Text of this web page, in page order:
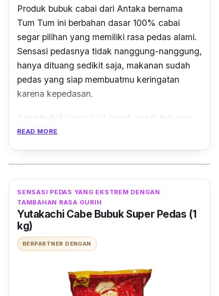
Produk bubuk cabai dari Antaka bernama
Tum Tum ini berbahan dasar 100% cabai
segar pilihan yang memiliki rasa pedas alami.
Sensasi pedasnya tidak nanggung-nanggung,
hanya dituang sedikit saja, makanan sudah
pedas yang siap membuatmu keringatan
karena kepedasan.
Cabe bubuk sachet
ini cocok untuk taburan
keripik, gorengan, nugget, sosis, dan cemilan
menggiling cabai sendiri. Jadi, jauh lebih
praktis, kan?
READ MORE
SENSASI PEDAS YANG EKSTREM DENGAN
TAMBAHAN RASA GURIH
Yutakachi Cabe Bubuk Super Pedas (1
kg)
BERPARTNER DENGAN